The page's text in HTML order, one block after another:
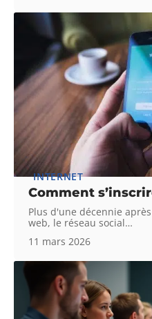
INTERNET
Comment
Plus d'une décennie
web, le réseau social…
11 mars 2026